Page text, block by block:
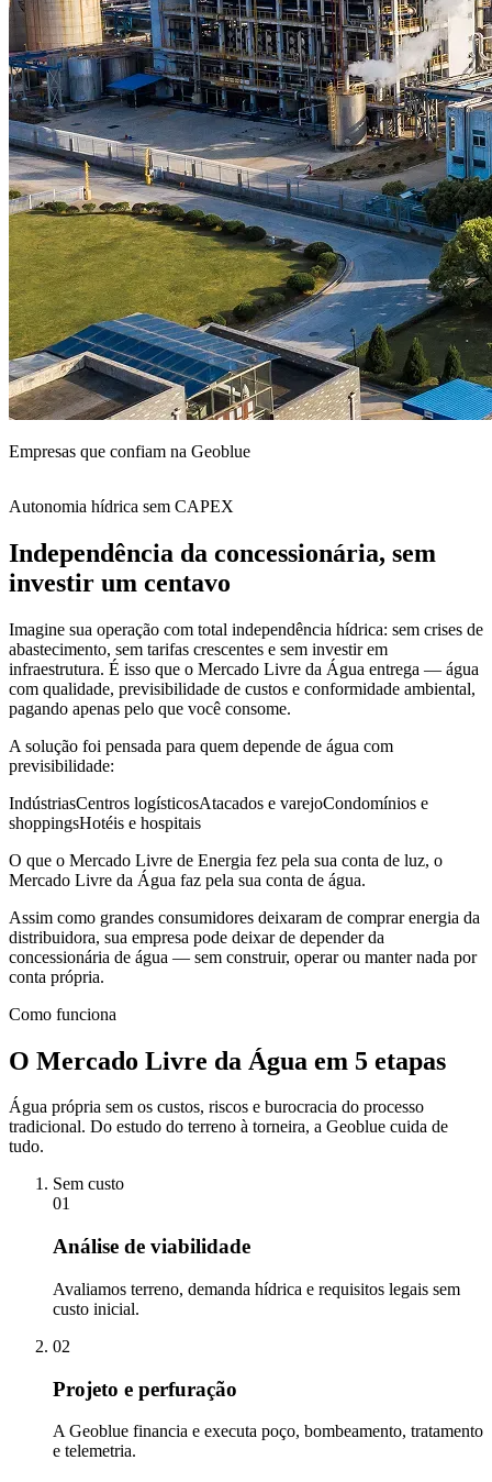
Empresas que confiam na Geoblue
Autonomia hídrica sem CAPEX
Independência da concessionária, sem
investir um centavo
Imagine sua operação com total independência hídrica: sem crises de
abastecimento, sem tarifas crescentes e sem investir em
infraestrutura. É isso que o Mercado Livre da Água entrega — água
com qualidade, previsibilidade de custos e conformidade ambiental,
pagando apenas pelo que você consome.
A solução foi pensada para quem depende de água com
previsibilidade:
IndústriasCentros logísticosAtacados e varejoCondomínios e
shoppingsHotéis e hospitais
O que o Mercado Livre de Energia fez pela sua conta de luz, o
Mercado Livre da Água faz pela sua conta de água.
Assim como grandes consumidores deixaram de comprar energia da
distribuidora, sua empresa pode deixar de depender da
concessionária de água — sem construir, operar ou manter nada por
conta própria.
Como funciona
O Mercado Livre da Água em 5 etapas
Água própria sem os custos, riscos e burocracia do processo
tradicional. Do estudo do terreno à torneira, a Geoblue cuida de
tudo.
Sem custo
01
Análise de viabilidade
Avaliamos terreno, demanda hídrica e requisitos legais sem
custo inicial.
02
Projeto e perfuração
A Geoblue financia e executa poço, bombeamento, tratamento
e telemetria.